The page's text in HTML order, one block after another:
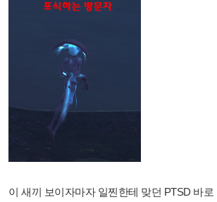
이 새끼 보이자마자 일찐한테 맞던 PTSD 바로